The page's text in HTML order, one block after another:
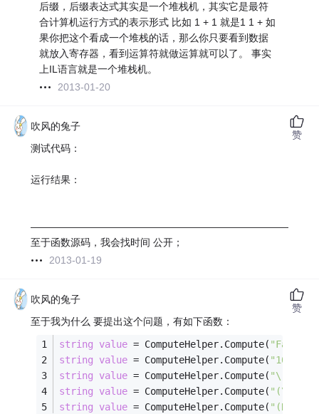
后缀，后缀表达式其实是一个堆栈机，其实它是最符
合计算机运行方式的表示形式 比如 1 + 1 就是1 1 + 如
果你把这个看成一个堆栈的话，那么你只要看到数据
就放入寄存器，看到运算符就做运算就可以了。 事实
上IL语言就是一个堆栈机。
2013-01-20
吹风的兔子
测试代码：
运行结果：
至于函数源码，我会找时间 公开；
2013-01-19
赞
吹风的兔子
至于我为什么 要提出这个问题，有如下函数：
string
value = ComputeHelper.Compute(
string
value = ComputeHelper.Compute( "10-1+2-
string
value = ComputeHelper.Compute(
string
value = ComputeHelper.Compute(
string
value = ComputeHelper.Compute(
赞